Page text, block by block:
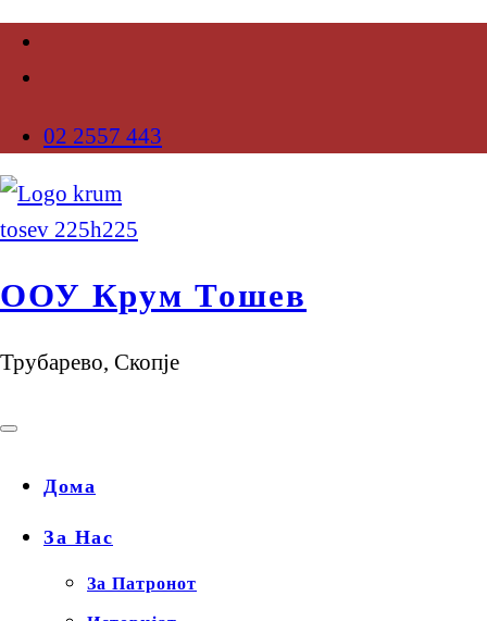
02 2557 443
ООУ Крум Тошев
Трубарево, Скопје
Дома
За Нас
За Патронот